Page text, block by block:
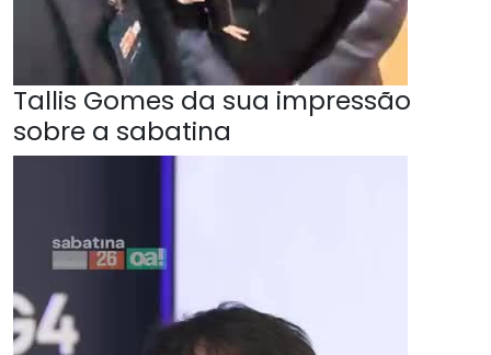
Tallis Gomes da sua impressão
sobre a sabatina